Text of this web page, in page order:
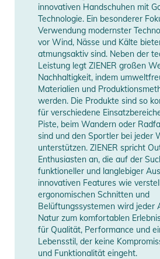
- Verstärkter Kantenschutz
- Weitenregulierbarer Bund
- Seitentasche mit Reißverschluss am
- Wasserdichte Reißverschlüsse
- ZIENER AQUASHIELD® Membran
10.000mm/Atmungsaktivität 10.000g/
- Wattierung LAVALAN ALPINE
- Verschweißte Nähte
- 2 Eingriffstaschen mit Reißverschluss
- Verstellbarer Schneefang
- Regular fit
- PFC freie Imprägnierung
Pflegehinweise:
- Maschinenwäsche 30°C, Pflegeleicht
- nicht bleichen
- nicht im Trockner trocknen
- nicht bügeln
Gender Men
Manufacturer
Information
innovativen Handschuhen mit
Technologie. Ein besonderer
Verwendung modernster
vor Wind, Nässe und Kälte
atmungsaktiv sind. Neben der
Leistung legt ZIENER großen
Nachhaltigkeit, indem
Materialien und
werden. Die Produkte sind so
für verschiedene
Piste, beim Wandern oder
sind und den Sportler bei jeder
unterstützen. ZIENER spricht
Enthusiasten an, die auf der
funktioneller und langlebiger
innovativen Features wie
ergonomischen Schnitten und
Belüftungssystemen wird jeder
Natur zum komfortablen
für Qualität, Performance und
Lebensstil, der keine
und Funktionalität eingeht.